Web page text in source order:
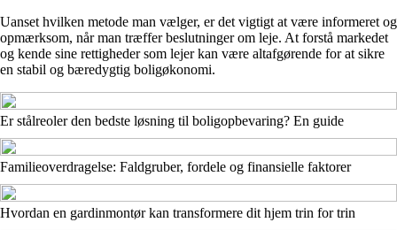
Uanset hvilken metode man vælger, er det vigtigt at være informeret og
opmærksom, når man træffer beslutninger om leje. At forstå markedet
og kende sine rettigheder som lejer kan være altafgørende for at sikre
en stabil og bæredygtig boligøkonomi.
Er stålreoler den bedste løsning til boligopbevaring? En guide
Familieoverdragelse: Faldgruber, fordele og finansielle faktorer
Hvordan en gardinmontør kan transformere dit hjem trin for trin